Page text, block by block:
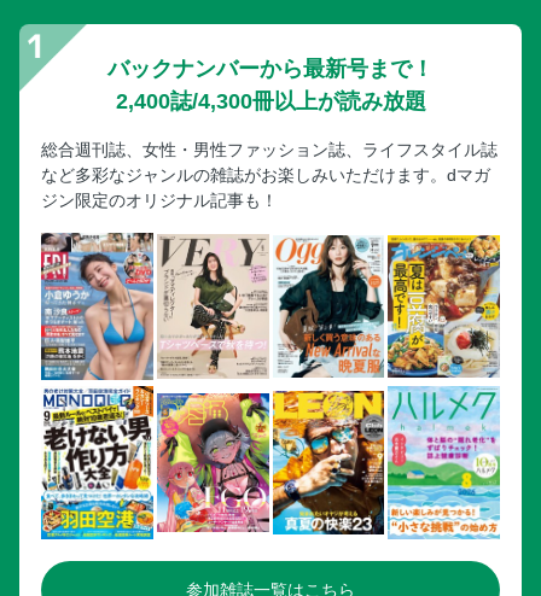
別冊付録 Part2 未来を育むラグジュアリーの力
別冊付録 Louis Vuitton 変わらぬ信念が、支援の輪を広げ
別冊付録 TWICE SANAと輝くホリデーへ 煌めくダイヤモン
ドと新しい私
バックナンバーから最新号まで！
2,400誌/4,300冊以上が読み放題
総合週刊誌、女性・男性ファッション誌、ライフスタイル誌
など多彩なジャンルの雑誌がお楽しみいただけます。dマガ
ジン限定のオリジナル記事も！
参加雑誌一覧はこちら